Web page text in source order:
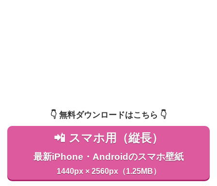
👇️ 無料ダウンロードはこちら 👇️
📲 スマホ用（縦長）
最新iPhone・Androidのスマホ壁紙
1440px × 2560px（1.25MB）